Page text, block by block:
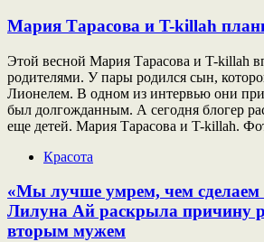
Мария Тарасова и T-killah
Этой весной Мария Тарасова и T-killah
родителями. У пары родился сын,
Лионелем. В одном из интервью они
был долгожданным. А сегодня блогер
еще детей. Мария Тарасова и T-killah.
Красота
«Мы лучше умрем, чем сделаем
Лилуна Ай раскрыла причину
вторым мужем